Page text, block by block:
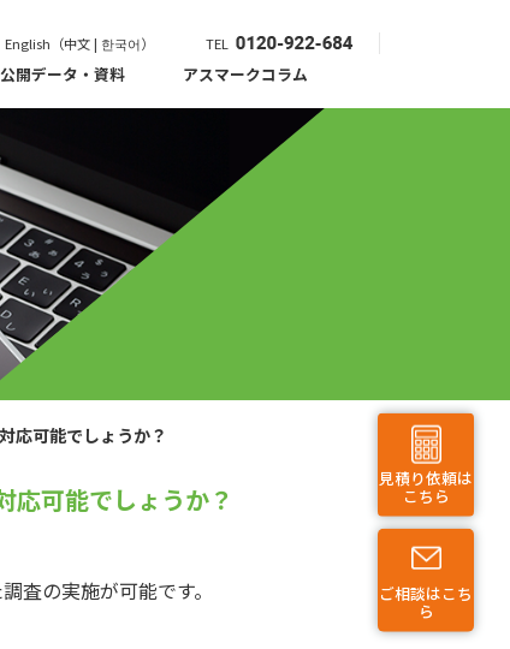
English（中文 | 한국어） TEL
公開データ・資料 アスマークコラム
見積り依頼は
こちら
ご相談はこち
ら
応可能でしょうか？
応可能でしょうか？
査の実施が可能です。